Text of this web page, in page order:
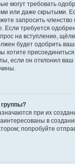
могут требовать
или даже скрытыми.
запросить членство
Если требуется
на вступление,
будет одобрить
хотите
если он отклонил ваш
при их
в
попробуйте